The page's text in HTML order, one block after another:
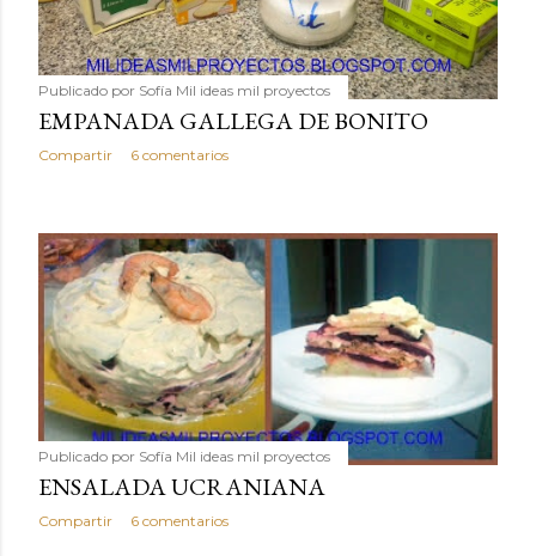
Publicado por Sofía Mil ideas mil proyectos
EMPANADA GALLEGA DE BONITO
Compartir 6 comentarios
Publicado por Sofía Mil ideas mil proyectos
ENSALADA UCRANIANA
Compartir 6 comentarios